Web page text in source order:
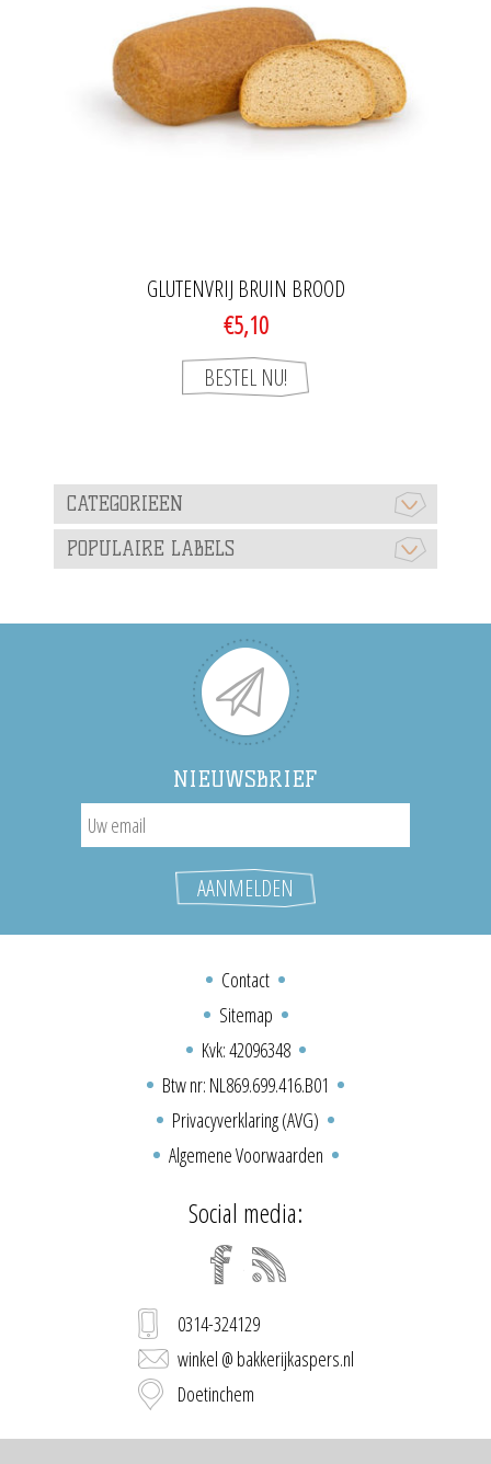
GLUTENVRIJ BRUIN BROOD
€5,10
CATEGORIEEN
POPULAIRE LABELS
NIEUWSBRIEF
Contact
Sitemap
Kvk: 42096348
Btw nr: NL869.699.416.B01
Privacyverklaring (AVG)
Algemene Voorwaarden
Social media:
0314-324129
winkel @ bakkerijkaspers.nl
Doetinchem